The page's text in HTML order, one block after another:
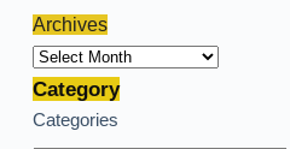
Archives
Archives
Category
Categories